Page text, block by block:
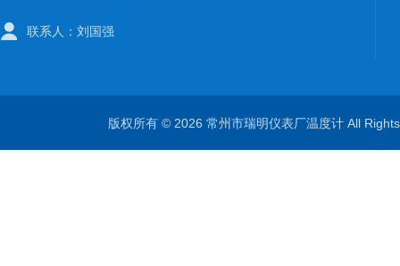
联系人：刘国强
版权所有 © 2026 常州市瑞明仪表厂温度计 All